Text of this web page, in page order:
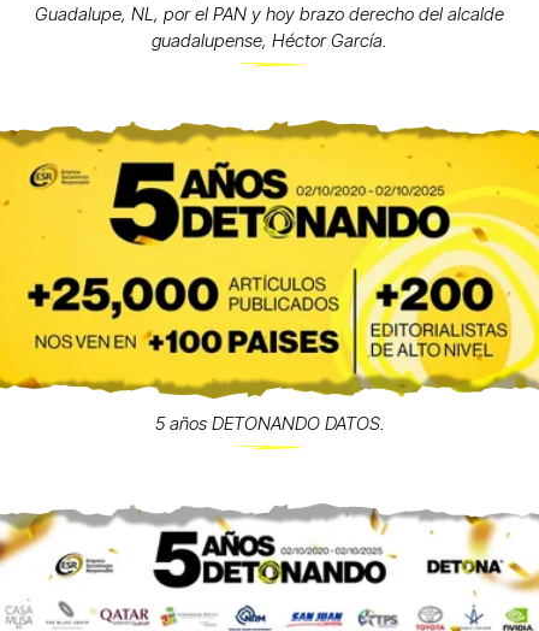
Guadalupe, NL, por el PAN y hoy brazo derecho del alcalde
guadalupense, Héctor García.
5 años DETONANDO DATOS.